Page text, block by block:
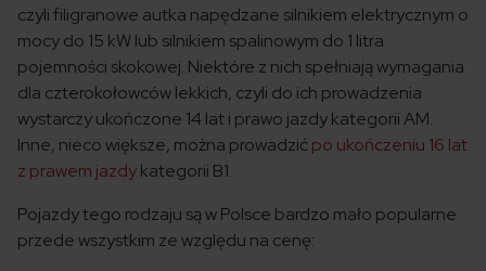
czyli filigranowe autka napędzane silnikiem elektrycznym o
mocy do 15 kW lub silnikiem spalinowym do 1 litra
pojemności skokowej. Niektóre z nich spełniają wymagania
dla czterokołowców lekkich, czyli do ich prowadzenia
wystarczy ukończone 14 lat i prawo jazdy kategorii AM.
Inne, nieco większe, można prowadzićpo ukończeniu 16 lat
z prawem jazdykategorii B1.
Pojazdy tego rodzaju są w Polsce bardzo mało popularne
przede wszystkim ze względu na cenę: